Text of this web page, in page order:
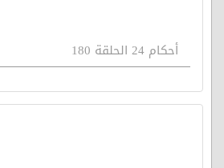
أحكام 24 الحلقة 180